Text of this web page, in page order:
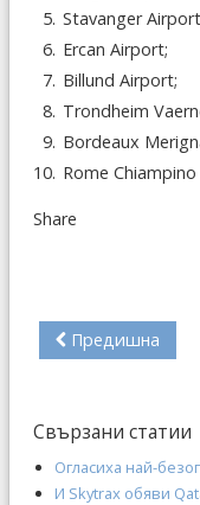
Stavanger
Ercan Airport;
Billund Airport;
Trondheim
Bordeaux
Rome
Share
Предишна
Свързани статии
Огласиха най-
И Skytrax обяви